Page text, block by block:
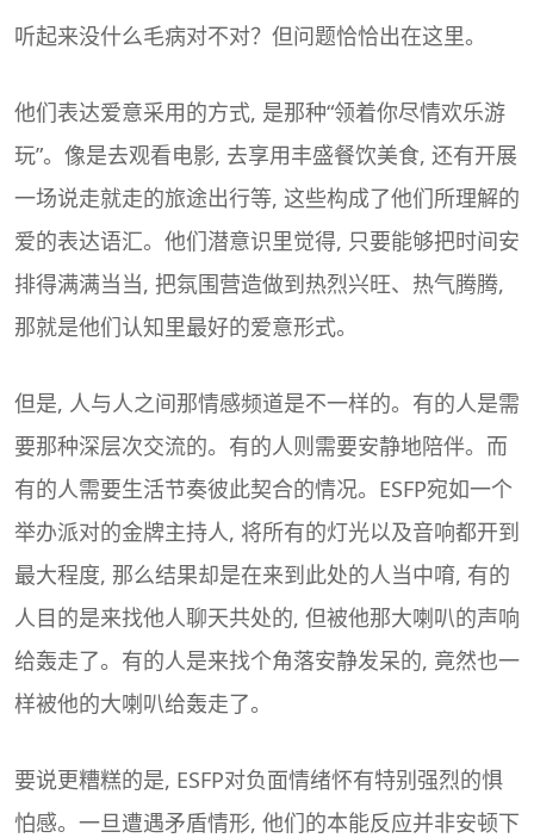
听起来没什么毛病对不对？但问题恰恰出在这里。
他们表达爱意采用的方式, 是那种“领着你尽情欢乐游
玩”。像是去观看电影, 去享用丰盛餐饮美食, 还有开展
一场说走就走的旅途出行等, 这些构成了他们所理解的
爱的表达语汇。他们潜意识里觉得, 只要能够把时间安
排得满满当当, 把氛围营造做到热烈兴旺、热气腾腾,
那就是他们认知里最好的爱意形式。
但是, 人与人之间那情感频道是不一样的。有的人是需
要那种深层次交流的。有的人则需要安静地陪伴。而
有的人需要生活节奏彼此契合的情况。ESFP宛如一个
举办派对的金牌主持人, 将所有的灯光以及音响都开到
最大程度, 那么结果却是在来到此处的人当中唷, 有的
人目的是来找他人聊天共处的, 但被他那大喇叭的声响
给轰走了。有的人是来找个角落安静发呆的, 竟然也一
样被他的大喇叭给轰走了。
要说更糟糕的是, ESFP对负面情绪怀有特别强烈的惧
怕感。一旦遭遇矛盾情形, 他们的本能反应并非安顿下